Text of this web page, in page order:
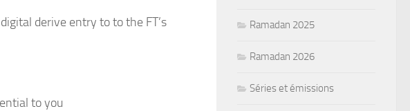
derive entry to to the FT’s
to you
Ramadan 2025
Ramadan 2026
Séries et émissions